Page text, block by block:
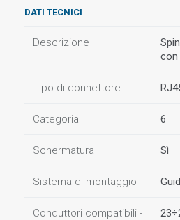
DATI TECNICI
Descrizione
con
Tipo di connettore
Categoria 6
Schermatura Sì
Sistema di montaggio
Conduttori compatibili -